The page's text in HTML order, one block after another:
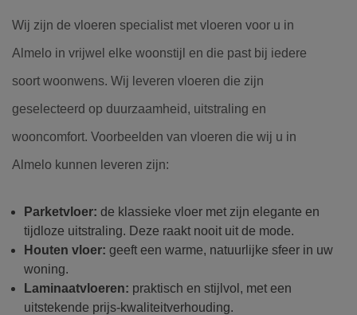
Wij zijn de vloeren specialist met vloeren voor u in
Almelo in vrijwel elke woonstijl en die past bij iedere
soort woonwens. Wij leveren vloeren die zijn
geselecteerd op duurzaamheid, uitstraling en
wooncomfort. Voorbeelden van vloeren die wij u in
Almelo kunnen leveren zijn:
Parketvloer: de klassieke vloer met zijn elegante en
tijdloze uitstraling. Deze raakt nooit uit de mode.
Houten vloer: geeft een warme, natuurlijke sfeer in uw
woning.
Laminaatvloeren: praktisch en stijlvol, met een
uitstekende prijs-kwaliteitverhouding.